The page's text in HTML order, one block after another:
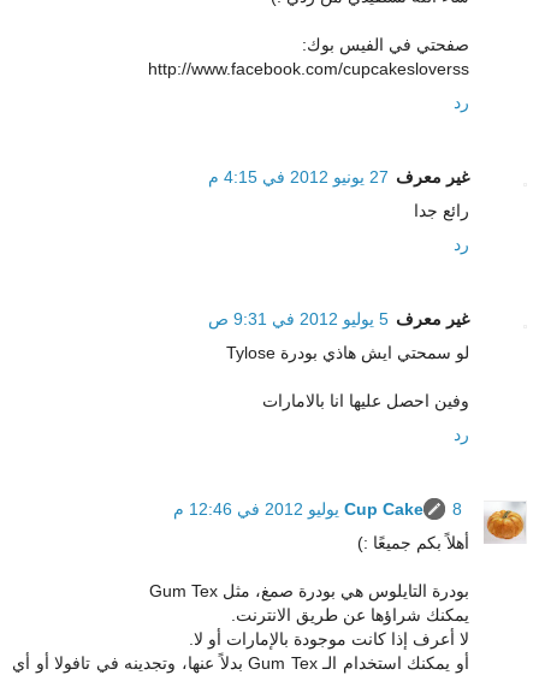
صفحتي في الفيس بوك:
http://www.facebook.com/cupcakesloverss
رد
غير معرف 27 يونيو 2012 في 4:15 م
رائع جدا
رد
غير معرف 5 يوليو 2012 في 9:31 ص
لو سمحتي ايش هاذي بودرة Tylose
وفين احصل عليها انا بالامارات
رد
Cup Cake
8 يوليو 2012 في 12:46 م
أهلاً بكم جميعًا :)
بودرة التايلوس هي بودرة صمغ، مثل Gum Tex
يمكنك شراؤها عن طريق الانترنت.
لا أعرف إذا كانت موجودة بالإمارات أو لا.
أو يمكنك استخدام الـ Gum Tex بدلاً عنها، وتجدينه في تافولا أو أي